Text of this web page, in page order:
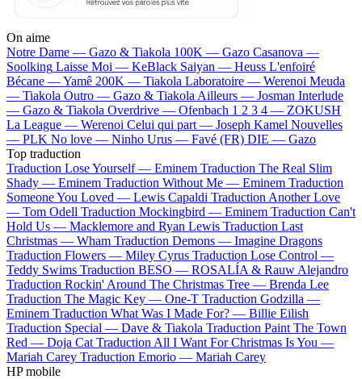
On aime
Notre Dame — Gazo & Tiakola 100K — Gazo Casanova —
Soolking Laisse Moi — KeBlack Saiyan — Heuss L'enfoiré
Bécane —Yamê 200K — Tiakola Laboratoire — Werenoi Meuda
— Tiakola Outro — Gazo & Tiakola Ailleurs — Josman Interlude
— Gazo & Tiakola Overdrive — Ofenbach 1 2 3 4 — ZOKUSH
La League — Werenoi Celui qui part — Joseph Kamel Nouvelles
— PLK No love — Ninho Urus — Favé (FR) DIE — Gazo
Top traduction
Traduction Lose Yourself — Eminem Traduction The Real Slim
Shady — Eminem Traduction Without Me — Eminem Traduction
Someone You Loved — Lewis Capaldi Traduction Another Love
— Tom Odell Traduction Mockingbird — Eminem Traduction Can't
Hold Us — Macklemore and Ryan Lewis Traduction Last
Christmas — Wham Traduction Demons — Imagine Dragons
Traduction Flowers — Miley Cyrus Traduction Lose Control —
Teddy Swims Traduction BESO — ROSALÍA & Rauw Alejandro
Traduction Rockin' Around The Christmas Tree — Brenda Lee
Traduction The Magic Key — One-T Traduction Godzilla —
Eminem Traduction What Was I Made For? — Billie Eilish
Traduction Special — Dave & Tiakola Traduction Paint The Town
Red — Doja Cat Traduction All I Want For Christmas Is You —
Mariah Carey Traduction Emorio — Mariah Carey
HP mobile